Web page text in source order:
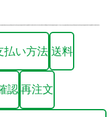
払い方法 送料
認 再注文